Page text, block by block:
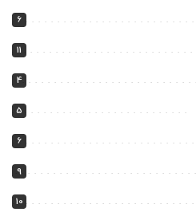
6
11
4
5
6
9
10